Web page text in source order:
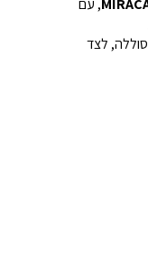
, עם
לצד